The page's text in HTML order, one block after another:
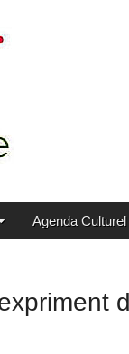
Agenda